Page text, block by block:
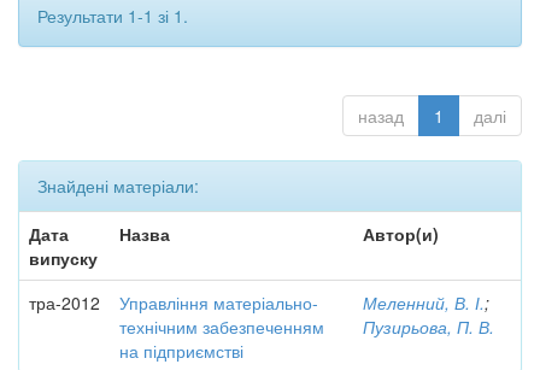
Результати 1-1 зі 1.
назад 1 далі
Знайдені матеріали:
Дата
випуску
Назва Автор(и)
тра-2012
Управління матеріально-
технічним забезпеченням
на підприємстві
Меленний, В. І.;
Пузирьова, П. В.